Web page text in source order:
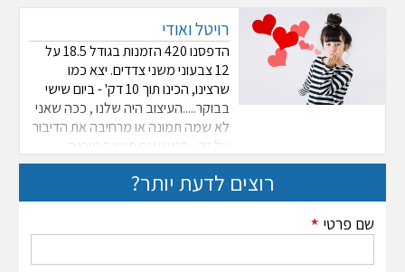
רויטל ואודי
הדפסנו 420 הזמנות בגודל 18.5 על
12 צבעוני משני צדדים. יצא כמו
שרצינו, הכינו תוך 10 דק' - ביום שישי
בבוקר.....העיצוב היה שלנו , ככה שאני
לא שמה תמונה או מרחיבה את הדיבור
על זה - הגענו עם תמונה מוכנה
רוצים לדעת יותר?
שם פרטי *